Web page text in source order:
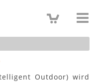
Outdoor) wird